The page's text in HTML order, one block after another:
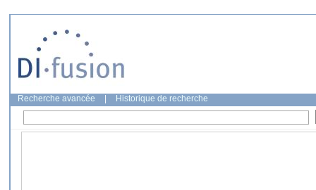
Recherche avancée Historique de recherche